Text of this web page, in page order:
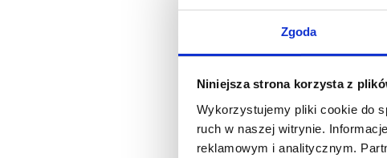
Zgoda
Niniejsza strona korzysta z
Wykorzystujemy pliki cookie do
ruch w naszej witrynie.
reklamowym i analitycznym.